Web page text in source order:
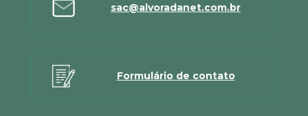
sac@alvoradanet.com.br
Formulário de contato